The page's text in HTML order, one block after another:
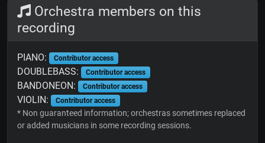
Orchestra members on this
recording
PIANO: Contributor access
DOUBLEBASS: Contributor access
BANDONEON: Contributor access
VIOLIN: Contributor access
* Non guaranteed information; orchestras sometimes replaced
or added musicians in some recording sessions.